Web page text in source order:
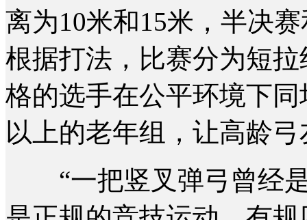
离为10米和15米，半决
根据打法，比赛分为短
格的选手在公平环境下
以上的老年组，让高龄
“一把竖叉弹弓曾经是